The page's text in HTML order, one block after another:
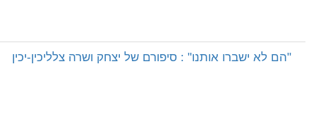
"הם לא ישברו אותנו" : סיפורם של יצחק ושרה צלליכין-יכין